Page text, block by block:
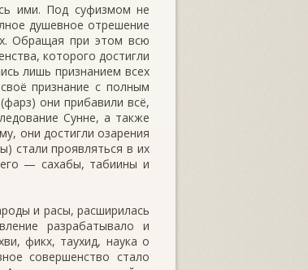
ими. Под суфизмом не
душевное отрешение
Обращая при этом всю
которого достигли
лишь признанием всех
признание с полным
они прибавили всё,
Сунне, а также
они достигли озарения
стали проявляться в их
— сахабы, табиины и
и расы, расширилась
разрабатывало и
фикх, таухид, наука о
совершенство стало